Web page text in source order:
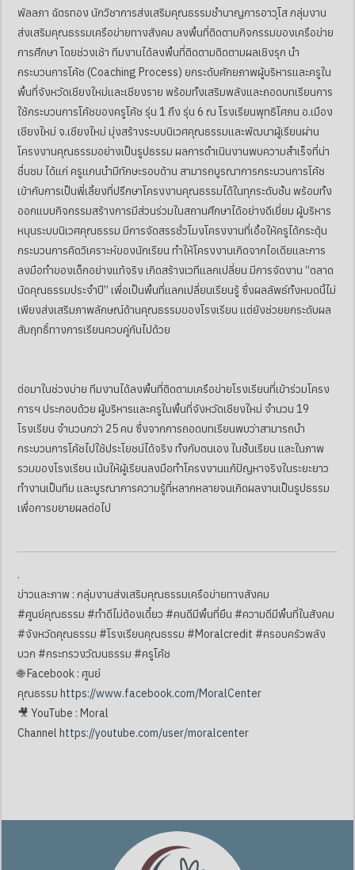
พัลลภา ฉัตรทอง นักวิชาการส่งเสริมคุณธรรมชำนาญการอาวุโส กลุ่มงาน
ส่งเสริมคุณธรรมเครือข่ายทางสังคม ลงพื้นที่ติดตามกิจกรรมของเครือข่าย
การศึกษา โดยช่วงเช้า ทีมงานได้ลงพื้นที่ติดตามติดตามผลเชิงรุก นำ
กระบวนการโค้ช (Coaching Process) ยกระดับศักยภาพผู้บริหารและครูใน
พื้นที่จังหวัดเชียงใหม่และเชียงราย พร้อมทั้งเสริมพลังและถอดบทเรียนการ
ใช้กระบวนการโค้ชของครูโค้ช รุ่น 1 ถึง รุ่น 6 ณ โรงเรียนพุทธิโศภน อ.เมือง
เชียงใหม่ จ.เชียงใหม่ มุ่งสร้างระบบนิเวศคุณธรรมและพัฒนาผู้เรียนผ่าน
โครงงานคุณธรรมอย่างเป็นรูปธรรม ผลการดำเนินงานพบความสำเร็จที่น่า
ชื่นชม ได้แก่ ครูแกนนำมีทักษะรอบด้าน สามารถบูรณาการกระบวนการโค้ช
เข้ากับการเป็นพี่เลี้ยงที่ปรึกษาโครงงานคุณธรรมได้ในทุกระดับชั้น พร้อมทั้ง
ออกแบบกิจกรรมสร้างการมีส่วนร่วมในสถานศึกษาได้อย่างดีเยี่ยม ผู้บริหาร
หนุนระบบนิเวศคุณธรรม มีการจัดสรรชั่วโมงโครงงานที่เอื้อให้ครูได้กระตุ้น
กระบวนการคิดวิเคราะห์ของนักเรียน ทำให้โครงงานเกิดจากไอเดียและการ
ลงมือทำของเด็กอย่างแท้จริง เกิดสร้างเวทีแลกเปลี่ยน มีการจัดงาน “ตลาด
นัดคุณธรรมประจำปี” เพื่อเป็นพื้นที่แลกเปลี่ยนเรียนรู้ ซึ่งผลลัพธ์ทั้งหมดนี้ไม่
เพียงส่งเสริมภาพลักษณ์ด้านคุณธรรมของโรงเรียน แต่ยังช่วยยกระดับผล
สัมฤทธิ์ทางการเรียนควบคู่กันไปด้วย
ต่อมาในช่วงบ่าย ทีมงานได้ลงพื้นที่ติดตามเครือข่ายโรงเรียนที่เข้าร่วมโครง
การฯ ประกอบด้วย ผู้บริหารและครูในพื้นที่จังหวัดเชียงใหม่ จำนวน 19
โรงเรียน จำนวนกว่า 25 คน ซึ่งจากการถอดบทเรียนพบว่าสามารถนำ
กระบวนการโค้ชไปใช้ประโยชน์ได้จริง ทั้งกับตนเอง ในชั้นเรียน และในภาพ
รวมของโรงเรียน เน้นให้ผู้เรียนลงมือทำโครงงานแก้ปัญหาจริงในระยะยาว
ทำงานเป็นทีม และบูรณาการความรู้ที่หลากหลายจนเกิดผลงานเป็นรูปธรรม
เพื่อการขยายผลต่อไป
.
ข่าวและภาพ : กลุ่มงานส่งเสริมคุณธรรมเครือข่ายทางสังคม
#ศูนย์คุณธรรม #ทำดีไม่ต้องเดี๋ยว #คนดีมีพื้นที่ยืน #ความดีมีพื้นที่ในสังคม
#จังหวัดคุณธรรม #โรงเรียนคุณธรรม #Moralcredit #ครอบครัวพลัง
บวก #กระทรวงวัฒนธรรม #ครูโค้ช
🌐 Facebook : ศูนย์
คุณธรรม https://www.facebook.com/MoralCenter
🎥 YouTube : Moral
Channel https://youtube.com/user/moralcenter